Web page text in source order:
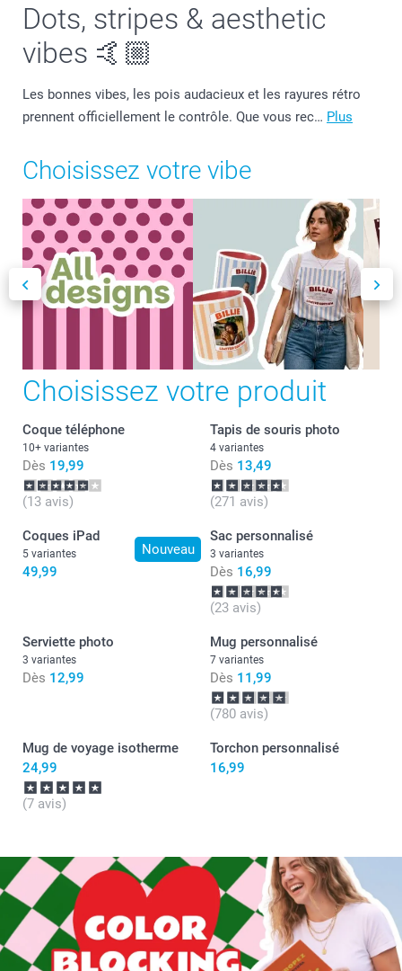
Dots, stripes & aesthetic
vibes 🤙🏼
Les bonnes vibes, les pois audacieux et les rayures rétro
prennent officiellement le contrôle. Que vous rec… Plus
Choisissez votre vibe
Choisissez votre produit
Coque téléphone
10+ variantes
Dès 19,99
(13 avis)
Tapis de souris photo
4 variantes
Dès 13,49
(271 avis)
Nouveau
Coques iPad
5 variantes
49,99
Sac personnalisé
3 variantes
Dès 16,99
(23 avis)
Serviette photo
3 variantes
Dès 12,99
Mug personnalisé
7 variantes
Dès 11,99
(780 avis)
Mug de voyage isotherme
24,99
(7 avis)
Torchon personnalisé
16,99